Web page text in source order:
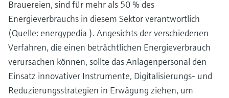
Brauereien, sind für mehr als 50 % des
Energieverbrauchs in diesem Sektor verantwortlich
(Quelle: energypedia ). Angesichts der verschiedenen
Verfahren, die einen beträchtlichen Energieverbrauch
verursachen können, sollte das Anlagenpersonal den
Einsatz innovativer Instrumente, Digitalisierungs- und
Reduzierungsstrategien in Erwägung ziehen, um